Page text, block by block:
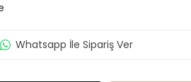
Whatsapp İle Sipariş Ver